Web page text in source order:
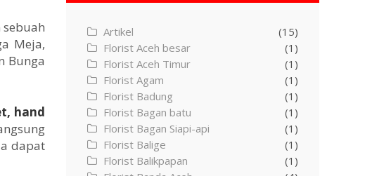
Meja,
Bunga
hand
dapat
Artikel
(15)
Florist Aceh besar
(1)
Florist Aceh Timur
(1)
Florist Agam
(1)
Florist Badung
(1)
Florist Bagan batu
(1)
Florist Bagan Siapi-api
(1)
Florist Balige
(1)
Florist Balikpapan
(1)